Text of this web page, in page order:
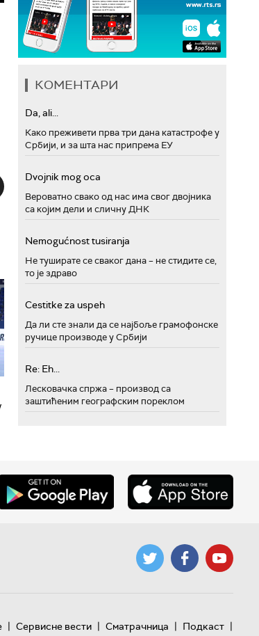
КОМЕНТАРИ
Da, ali...
Како преживети прва три дана катастрофе у
Србији, и за шта нас припрема ЕУ
Dvojnik mog oca
Вероватно свако од нас има свог двојника
са којим дели и сличну ДНК
Nemogućnost tusiranja
Не туширате се сваког дана – не стидите се,
то је здраво
Cestitke za uspeh
Да ли сте знали да се најбоље грамофонске
ручице производе у Србији
Re: Eh...
Лесковачка спржа – производ са
заштићеним географским пореклом
| Сервисне вести | Сматрачница | Подкаст |